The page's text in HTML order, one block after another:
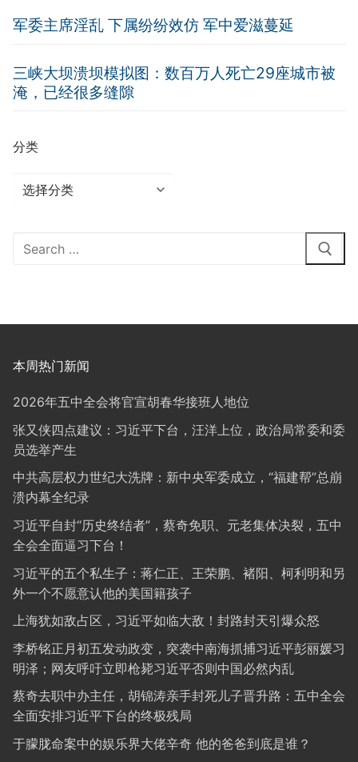
军委主席淫乱 下属纷纷效仿 军中爱滋蔓延
三峡大坝溃坝模拟图：数百万人死亡29座城市被
淹，已经很多缝隙
分类
分
Search
本周热门新闻
2026年五中全会将官宣胡春华接班人地位
张又侠四点建议：习近平下台，汪洋上位，政治局常委和委
员选举产生
中共高层权力世纪大洗牌：新中央军委成立，“福建帮”总崩
溃内幕全纪录
习近平自封“历史终结者”，蔡奇免职、元老集体决裂，五中
全会全面逼习下台！
习近平的五个私生子：蒋仁正、王荣鹏、褚阳、柯利明和另
外一个不愿意认他的美国籍孩子
上海犹如敌占区，习近平如临大敌！封路封天引爆众怒
李桥铭正月初五发动政变，突袭中南海抓捕习近平彭丽媛习
明泽；网友呼吁立即枪毙习近平否则中国必然内乱
蔡奇去职中办主任，胡锦涛亲手封死儿子晋升路：五中全会
全面安排习近平下台的终极残局
于朦胧命案中的娱乐界大佬辛奇 他的爸爸到底是谁？